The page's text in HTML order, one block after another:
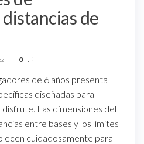
de
0
de 6 años presenta
diseñadas para
Las dimensiones del
entre bases y los límites
cuidadosamente para